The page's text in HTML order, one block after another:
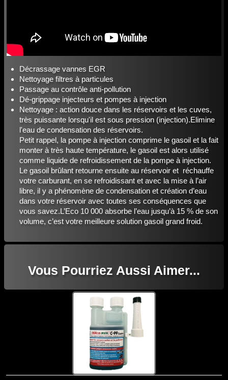
Décrassage vannes EGR
Nettoyage filtres à particules
Passage au contrôle anti-pollution
Dé-grippage injecteurs et pompes à injection
Nettoyage : action douce dans les réservoirs et les cuves,
très puissante lorsqu'il est sous pression (injection).Elimine
l'eau de condensation des réservoirs.
Petit rappel, la pompe à injection comprime le gasoil et la fait
monter à très haute température, le gasoil est alors utilisé
comme liquide de refroidissement de la pompe à injection.
Le gasoil brûlant retourne ensuite au réservoir et réchauffe
votre carburant, en se refroidissant et avec la mise à l’air
libre, il y a phénomène de condensation et création d’eau
dans votre réservoir avec toutes ses conséquences que
vous savez.L’Eco 10 000 absorbe l’eau jusqu’à 15 % de son
volume, c’est votre meilleure solution gasoil grand froid.
Vous Pourriez Aussi Aimer...